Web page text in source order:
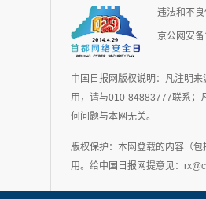
违法和不
京公网安
中国日报网版权说明：凡注明
用，请与010-84883777联系；
何问题与本网无关。
版权保护：本网登载的内容（
用。给中国日报网提意见：